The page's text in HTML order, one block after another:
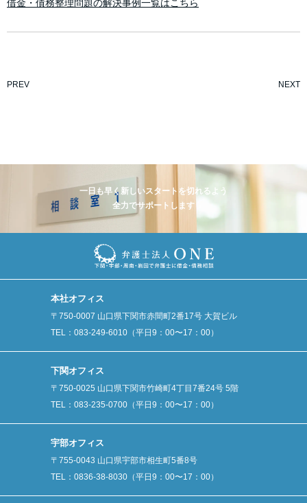
借金・債務整理問題の解決事例一覧はこちら
PREV NEXT
一日も早く新しいスタートを切れるよう
全力でサポートします
本社オフィス
〒750-0007 山口県下関市赤間町2番17号 大賀ビル
TEL：083-249-6010（平日9：00〜17：00）
下関オフィス
〒750-0025 山口県下関市竹崎町4丁目7番24号 5階
TEL：083-235-0700（平日9：00〜17：00）
宇部オフィス
〒755-0043 山口県宇部市相生町5番8号
TEL：0836-38-8030（平日9：00〜17：00）